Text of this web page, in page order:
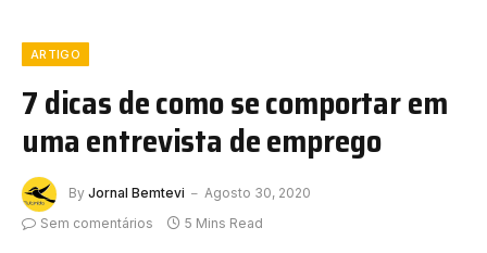
ARTIGO
7 dicas de como se comportar em
uma entrevista de emprego
By Jornal Bemtevi
Agosto 30, 2020
Sem comentários
5 Mins Read